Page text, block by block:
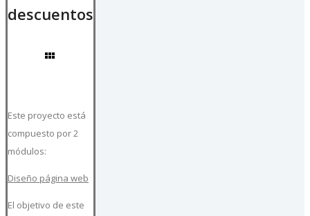
descuentos
Este proyecto está
compuesto por 2
módulos:
Diseño página web
El objetivo de este